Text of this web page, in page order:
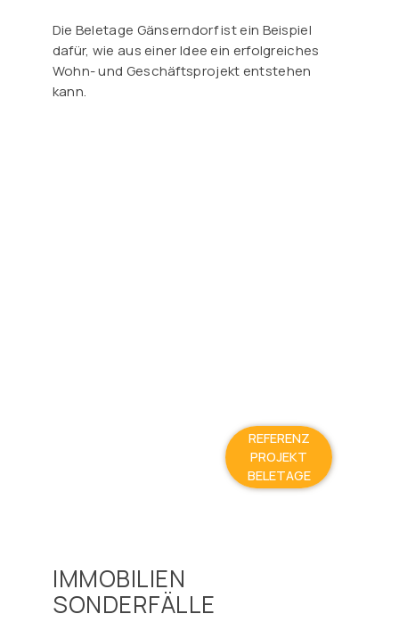
Die Beletage Gänserndorf ist ein Beispiel
dafür, wie aus einer Idee ein erfolgreiches
Wohn- und Geschäftsprojekt entstehen
kann.
REFERENZ
PROJEKT
BELETAGE
IMMOBILIEN
SONDERFÄLLE